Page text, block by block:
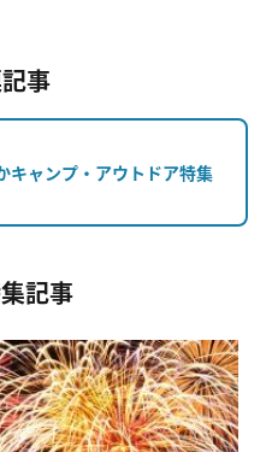
事
キャンプ・アウトドア特集
記事